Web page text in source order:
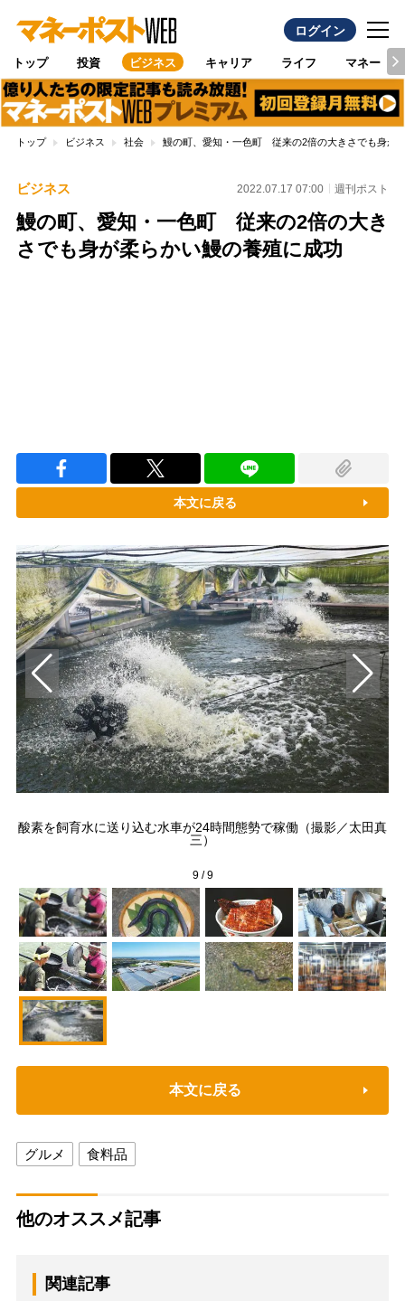
ログイン
トップ 投資 ビジネス キャリア ライフ マネー
トップ ビジネス 社会 鰻の町、愛知・一色町 従来の2倍の大きさでも身が
ビジネス 2022.07.17 07:00 週刊ポスト
鰻の町、愛知・一色町 従来の2倍の大き
さでも身が柔らかい鰻の養殖に成功
本文に戻る
酸素を飼育水に送り込む水車が24時間態勢で稼働（撮影／太田真
三）
9/9
本文に戻る
グルメ 食料品
他のオススメ記事
関連記事